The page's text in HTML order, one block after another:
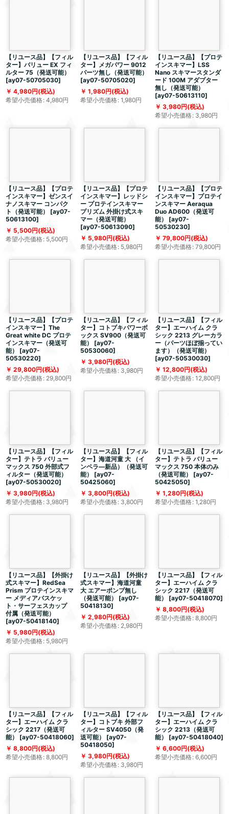
【リユース品】【フィル
ター】バリュー EX フィ
ルター 75（発送可能）
[ay07-50705030]
4,980円(税込)
希望小売価格: 4,980円
【リユース品】【フィル
ター】メガパワー 9012
パーツ無し（発送可能）
[ay07-50705020]
1,980円(税込)
希望小売価格: 1,980円
【リユース品】【プロテ
インスキマー】LSS
Nano スキマースタンダ
ード 100M アダプター
無し（発送可能）
[ay07-50613110]
3,980円(税込)
希望小売価格: 3,980円
【リユース品】【プロテ
インスキマー】ゼンスイ
ナノスキマー コンパク
ト（発送可能）
[ay07-
50613100]
5,500円(税込)
希望小売価格: 5,500円
【リユース品】【プロテ
インスキマー】レッドシ
ー プロテインスキマー
プリズム 外掛け式スキ
マー（発送可能）
[ay07-50613090]
5,980円(税込)
希望小売価格: 5,980円
【リユース品】【プロテ
インスキマー】プロテイ
ンスキマー Aeraqua
Duo AD600（発送可
能）
[ay07-
50530230]
79,800円(税込)
希望小売価格: 79,800円
【リユース品】【プロテ
インスキマー】The
Great white DC プロテ
インスキマー（発送可
能）
[ay07-
50530220]
29,800円(税込)
希望小売価格: 29,800円
【リユース品】【フィル
ター】コトブキパワーボ
ックス SV900（発送可
能）
[ay07-
50530060]
3,980円(税込)
希望小売価格: 3,980円
【リユース品】【フィル
ター】エーハイム クラ
シック 2213 グレーカラ
ー（パーツほぼ揃ってい
ます）（発送可能）
[ay07-50530030]
12,800円(税込)
希望小売価格: 12,800円
【リユース品】【フィル
ター】テトラ バリュー
マックス 750 外部式フ
ィルター（発送可能）
[ay07-50530020]
3,980円(税込)
希望小売価格: 3,980円
【リユース品】【フィル
ター】海道河童 大 （イ
ンペラ―新品）（発送可
能）
[ay07-
50425060]
3,800円(税込)
希望小売価格: 3,800円
【リユース品】【フィル
ター】テトラ バリュー
マックス 750 本体のみ
（発送可能）
[ay07-
50425050]
1,280円(税込)
希望小売価格: 1,280円
【リユース品】【外掛け
式スキマー】RedSea
Prism プロテインスキマ
ー メディアバスケッ
ト・サーフェスカップ
付属（発送可能）
[ay07-50418140]
5,980円(税込)
希望小売価格: 5,980円
【リユース品】【外掛け
式スキマー】海道河童
大 エアーポンプ無し
（発送可能）
[ay07-
50418130]
2,980円(税込)
希望小売価格: 2,980円
【リユース品】【フィル
ター】エーハイム クラ
シック 2217（発送可
能）
[ay07-50418070]
8,800円(税込)
希望小売価格: 8,800円
【リユース品】【フィル
ター】エーハイム クラ
シック 2217（発送可
能）
[ay07-50418060]
8,800円(税込)
希望小売価格: 8,800円
【リユース品】【フィル
ター】コトブキ 外部フ
ィルター SV4050（発
送可能）
[ay07-
50418050]
3,980円(税込)
希望小売価格: 3,980円
【リユース品】【フィル
ター】エーハイム クラ
シック 2213（発送可
能）
[ay07-50418040]
6,600円(税込)
希望小売価格: 6,600円